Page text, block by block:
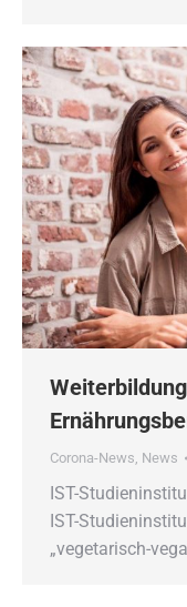
Corona-News News
IST-
IST-
„vegetarisch-